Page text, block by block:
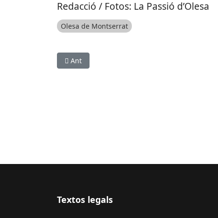
Redacció / Fotos: La Passió d’Olesa
Olesa de Montserrat
Article anterior: Estopa interpreta el tema
Ant
Textos legals